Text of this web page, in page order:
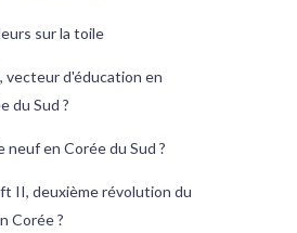
sur la toile
vecteur d'éducation en
du Sud ?
neuf en Corée du Sud ?
II, deuxième révolution du
Corée ?